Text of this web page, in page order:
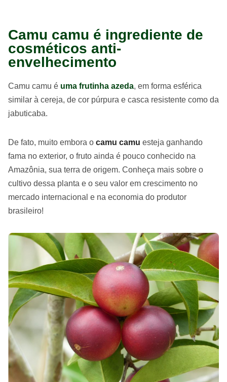
Camu camu é ingrediente de
cosméticos anti-
envelhecimento
Camu camu é uma frutinha azeda, em forma esférica
similar à cereja, de cor púrpura e casca resistente como da
jabuticaba.
De fato, muito embora o camu camu esteja ganhando
fama no exterior, o fruto ainda é pouco conhecido na
Amazônia, sua terra de origem. Conheça mais sobre o
cultivo dessa planta e o seu valor em crescimento no
mercado internacional e na economia do produtor
brasileiro!